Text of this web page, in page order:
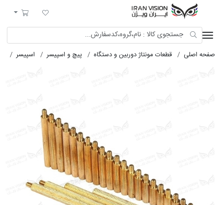
لیست مورد علاقه
سبد خرید
صفحه اصلی قطعات مونتاژ دوربین و دستگاه پیچ و اسپیسر اسپیسر